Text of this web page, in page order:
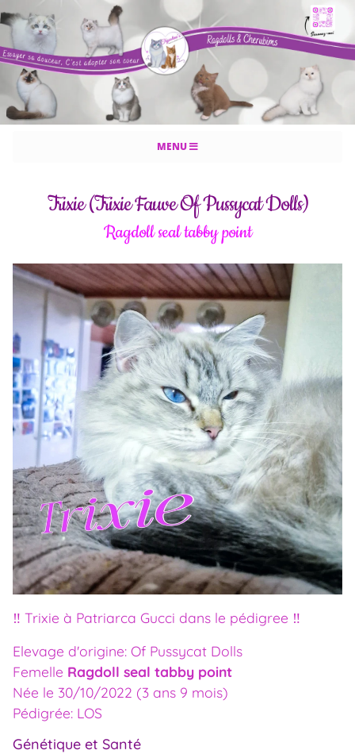
MENU
Trixie (Trixie Fauve Of Pussycat Dolls)
Ragdoll seal tabby point
‼️ Trixie à Patriarca Gucci dans le pédigree ‼️
Elevage d'origine: Of Pussycat Dolls
Femelle Ragdoll seal tabby point
Née le 30/10/2022 (3 ans 9 mois)
Pédigrée: LOS
Génétique et Santé